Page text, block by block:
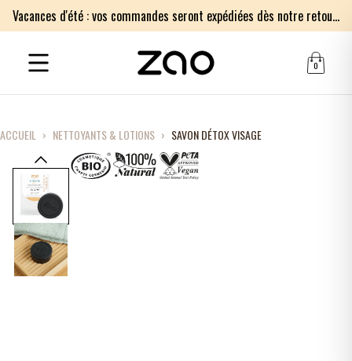
Vacances d'été : vos commandes seront expédiées dès notre retour le lundi 17 août. Merci pour votre patience.
0
ACCUEIL › NETTOYANTS & LOTIONS › SAVON DÉTOX VISAGE